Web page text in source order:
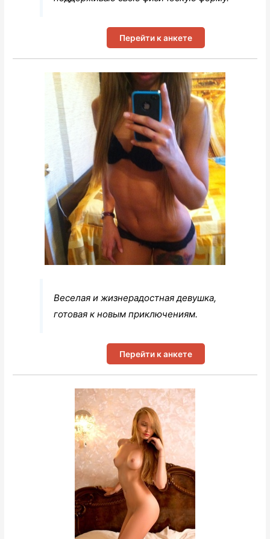
Перейти к анкете
Веселая и жизнерадостная девушка,
готовая к новым приключениям.
Перейти к анкете